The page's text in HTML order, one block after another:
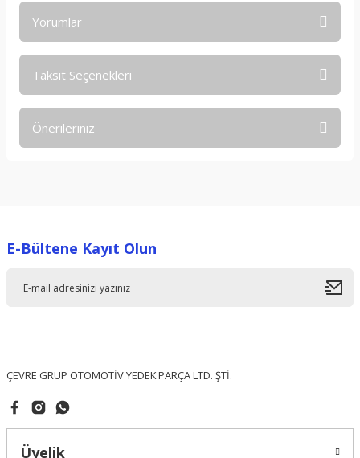
Yorumlar
Taksit Seçenekleri
Önerileriniz
Ürün resmi kalitesiz, bozuk veya görüntülenemiyor.
E-Bültene Kayıt Olun
ÇEVRE GRUP OTOMOTİV YEDEK PARÇA LTD. ŞTİ.
Üyelik